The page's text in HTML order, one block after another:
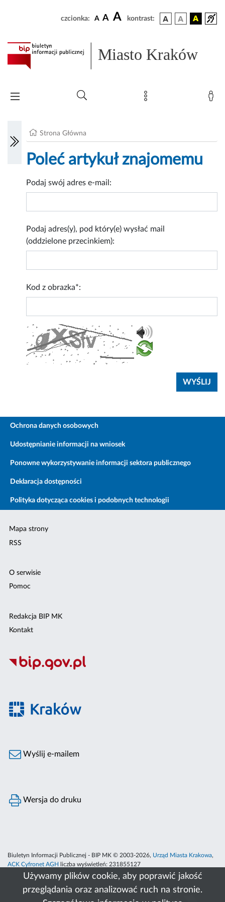
Używamy plików cookie, aby poprawić jakość
przeglądania oraz analizować ruch na stronie.
czcionka: A A A kontrast:
Miasto Kraków
Strona Główna
Poleć artykuł znajomemu
Podaj swój adres e-mail:
Podaj adres(y), pod który(e) wysłać mail
(oddzielone przecinkiem):
Kod z obrazka*:
Ochrona danych osobowych
Udostępnianie informacji na wniosek
Ponowne wykorzystywanie informacji sektora publicznego
Deklaracja dostępności
Polityka dotycząca cookies i podobnych technologii
Mapa strony
RSS
O serwisie
Pomoc
Redakcja BIP MK
Kontakt
Wyślij e-mailem
Wersja do druku
Biuletyn Informacji Publicznej - BIP MK © 2003-2026, Urząd Miasta Krakowa,
ACK Cyfronet AGH
liczba wyświetleń: 231855127